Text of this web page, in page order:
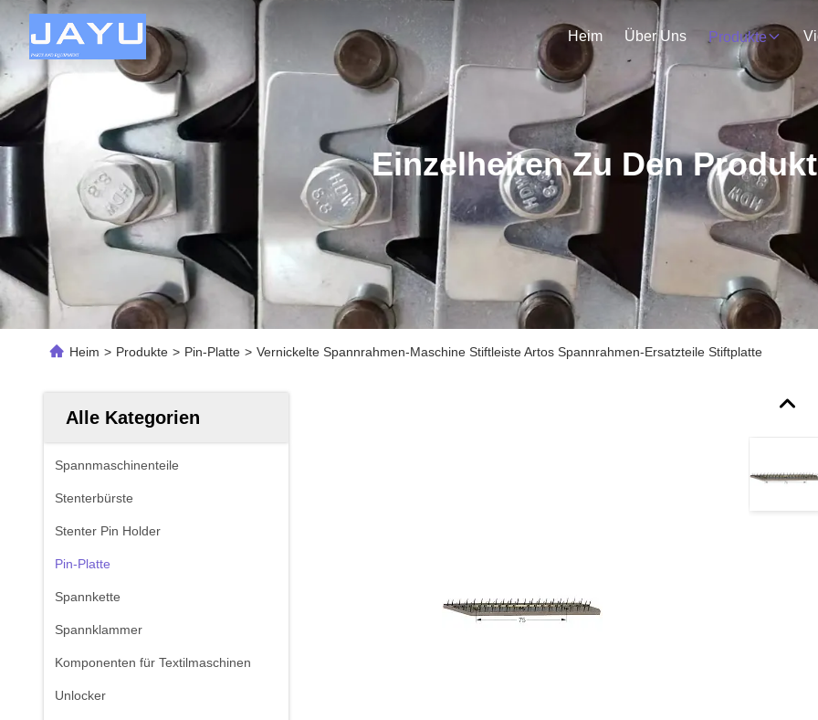
Heim Über Uns Produkte
Einzelheiten Zu Den
Heim > Produkte > Pin-Platte > Vernickelte Spannrahmen-Maschine Stiftleiste Artos Spannrahmen-Ersatzteile Stiftplatte
Alle Kategorien
Spannmaschinenteile
Stenterbürste
Stenter Pin Holder
Pin-Platte
Spannkette
Spannklammer
Komponenten für Textilmaschinen
Unlocker